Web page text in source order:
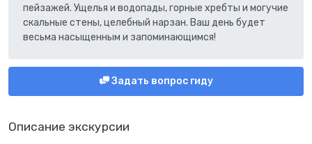
Описание экскурсии
пейзажей. Ущелья и водопады, горные хребты и могучие
скальные стены, целебный нарзан. Ваш день будет
весьма насыщенным и запоминающимся!
Задать вопрос гиду